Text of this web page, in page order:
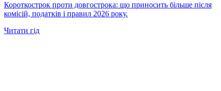
Короткострок проти довгострока: що приносить більше після
комісій, податків і правил 2026 року.
Читати гід